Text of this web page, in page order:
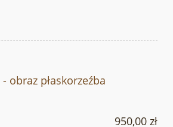
- obraz płaskorzeźba
950,00 zł